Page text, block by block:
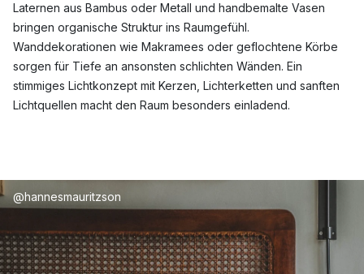
Laternen aus Bambus oder Metall und handbemalte Vasen
bringen organische Struktur ins Raumgefühl.
Wanddekorationen wie Makramees oder geflochtene Körbe
sorgen für Tiefe an ansonsten schlichten Wänden. Ein
stimmiges Lichtkonzept mit Kerzen, Lichterketten und sanften
Lichtquellen macht den Raum besonders einladend.
@hannesmauritzson